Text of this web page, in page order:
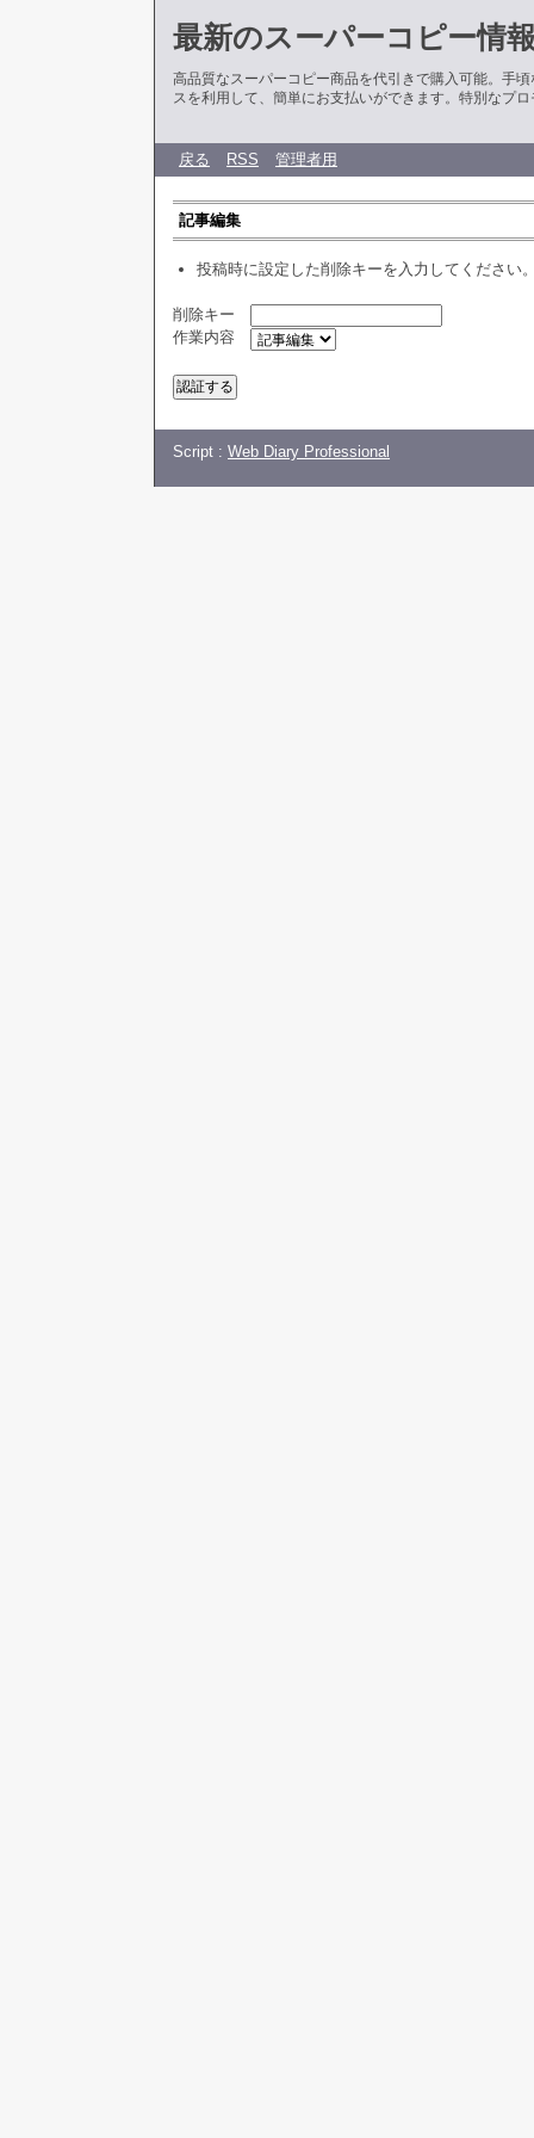
最新のスーパーコピー情
高品質なスーパーコピー商品を代引きで購入可能。手
スを利用して、簡単にお支払いができます。特別なプ
戻る RSS 管理者用
記事編集
投稿時に設定した削除キーを入力してください
削除キー
作業内容
Script : Web Diary Professional